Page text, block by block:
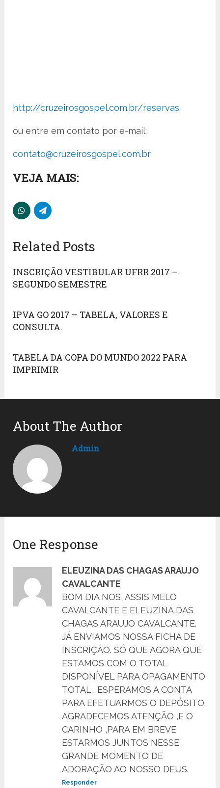
http://cruzeirosgospel.com.br/reservas
ou entre em contato por e-mail:
contato@cruzeirosgospel.com.br
VEJA MAIS:
Related Posts
INSCRIÇÃO VESTIBULAR UFRR 2017 –
SEGUNDO SEMESTRE
IPVA GO 2017 – TABELA, VALORES E
CONSULTA.
TABELA DA COPA DO MUNDO 2022 PARA
IMPRIMIR
About The Author
Admin
One Response
ELEUZINA DAS CHAGAS ARAUJO
CAVALCANTE
BOM DIA NOS, ASSIS MELO
CAVALCANTE E ELEUZINA DAS
CHAGAS ARAUJO CAVALCANTE.
JÁ ENVIAMOS NOSSA FICHA DE
INSCRIÇÃO. SÓ QUE AGORA QUE
ESTAMOS COM O TOTAL
DISPONÍVEL PARA OPAGAMENTO
TOTAL . ESPERAMOS A CONTA
PARA EFETUARMOS O DEPÓSITO.
AGRADECEMOS ATENÇÃO ,E O
CARINHO ,PARA EM BREVE
ESTARMOS JUNTOS NESSE
GRANDE MOMENTO DE
ADORAÇÃO AO NOSSO DEUS.
Responder